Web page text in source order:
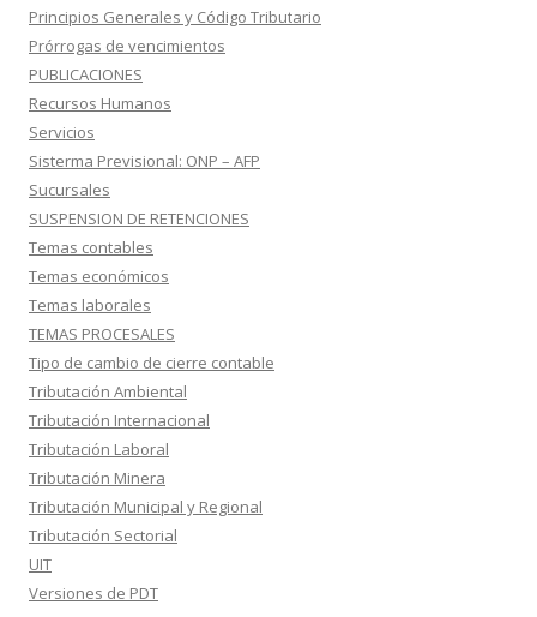
Principios Generales y Código Tributario
Prórrogas de vencimientos
PUBLICACIONES
Recursos Humanos
Servicios
Sisterma Previsional: ONP – AFP
Sucursales
SUSPENSION DE RETENCIONES
Temas contables
Temas económicos
Temas laborales
TEMAS PROCESALES
Tipo de cambio de cierre contable
Tributación Ambiental
Tributación Internacional
Tributación Laboral
Tributación Minera
Tributación Municipal y Regional
Tributación Sectorial
UIT
Versiones de PDT